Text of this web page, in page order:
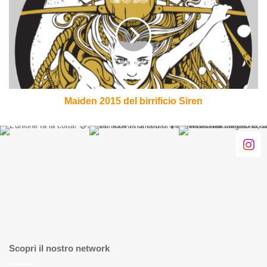
birrificio
Siren
Maiden 2015 del birrificio Siren
Scopri il nostro network